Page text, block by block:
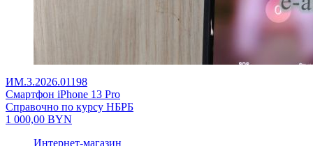
ИМ.3.2026.01198
Смартфон iPhone 13 Pro
Справочно по курсу НБРБ
1 000,00 BYN
Интернет-магазин